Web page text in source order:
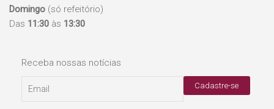
Domingo (só refeitório)
Das 11:30 às 13:30
Receba nossas notícias